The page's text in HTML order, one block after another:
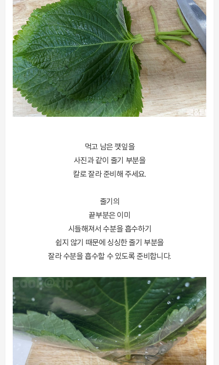
먹고 남은 깻잎을
사진과 같이 줄기 부분을
칼로 잘라 준비해 주세요.
줄기의
끝부분은 이미
시들해져서 수분을 흡수하기
쉽지 않기 때문에 싱싱한 줄기 부분을
잘라 수분을 흡수할 수 있도록 준비합니다.